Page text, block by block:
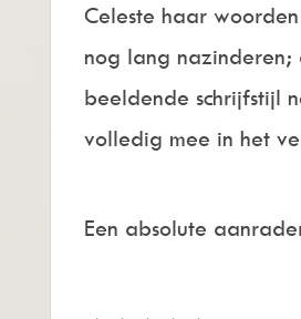
Celeste haar
nog lang nazinderen;
beeldende schrijfstijl
volledig mee in het
Een absolute